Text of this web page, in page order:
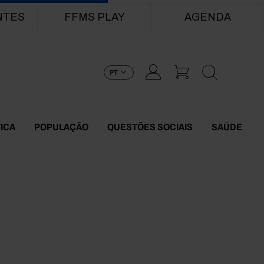
FFMS PLAY AGENDA
PT
POPULAÇÃO QUESTÕES SOCIAIS SAÚDE